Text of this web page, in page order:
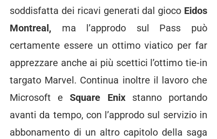
soddisfatta dei ricavi generati dal gioco Eidos
Montreal, ma l’approdo sul Pass può
certamente essere un ottimo viatico per far
apprezzare anche ai più scettici l’ottimo tie-in
targato Marvel. Continua inoltre il lavoro che
Microsoft eSquare Enix stanno portando
avanti da tempo, con l’approdo sul servizio in
abbonamento di un altro capitolo della saga